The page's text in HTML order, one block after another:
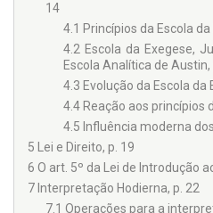
14
4.1 Princípios da Escola da
4.2 Escola da Exegese,
Escola Analítica de Austin,
4.3 Evolução da Escola da
4.4 Reação aos princípios
4.5 Influência moderna
5 Lei e Direito, p. 19
6 O art. 5º da Lei de Introdução
7 Interpretação Hodierna, p. 22
7.1 Operações para a